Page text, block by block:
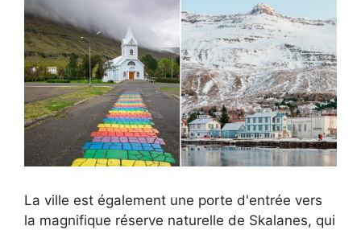
La ville est également une porte d'entrée vers
la magnifique réserve naturelle de Skalanes, qui